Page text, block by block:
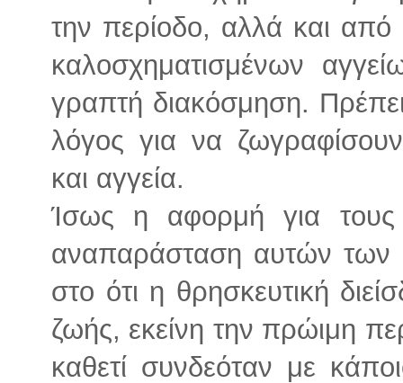
την περίοδο, αλλά και από
καλοσχηματισμένων
γραπτή διακόσμηση.
λόγος για να
και αγγεία.
Ίσως η αφορμή για
αναπαράσταση αυτών των
στο ότι η θρησκευτική
ζωής, εκείνη την πρώιμη
καθετί συνδεόταν με